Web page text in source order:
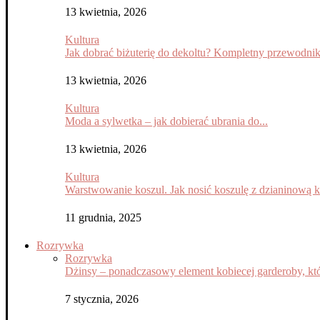
13 kwietnia, 2026
Kultura
Jak dobrać biżuterię do dekoltu? Kompletny przewodnik
13 kwietnia, 2026
Kultura
Moda a sylwetka – jak dobierać ubrania do...
13 kwietnia, 2026
Kultura
Warstwowanie koszul. Jak nosić koszulę z dzianinową
11 grudnia, 2025
Rozrywka
Rozrywka
Dżinsy – ponadczasowy element kobiecej garderoby,
7 stycznia, 2026